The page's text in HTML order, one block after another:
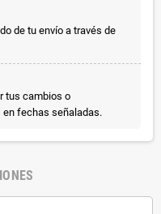
de tu envío a través de
tus cambios o
fechas señaladas.